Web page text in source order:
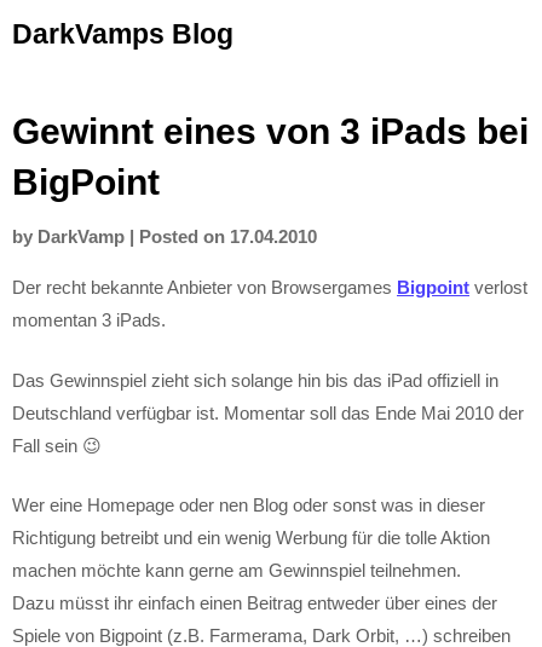
toDarkVamps Blog
Gewinnt eines von 3 iPads bei
BigPoint
by DarkVamp | Posted on 17.04.2010
Der recht bekannte Anbieter von Browsergames Bigpoint verlost
momentan 3 iPads.
Das Gewinnspiel zieht sich solange hin bis das iPad offiziell in
Deutschland verfügbar ist. Momentar soll das Ende Mai 2010 der
Fall sein 😉
Wer eine Homepage oder nen Blog oder sonst was in dieser
Richtigung betreibt und ein wenig Werbung für die tolle Aktion
machen möchte kann gerne am Gewinnspiel teilnehmen.
Dazu müsst ihr einfach einen Beitrag entweder über eines der
Spiele von Bigpoint (z.B. Farmerama, Dark Orbit, …) schreiben